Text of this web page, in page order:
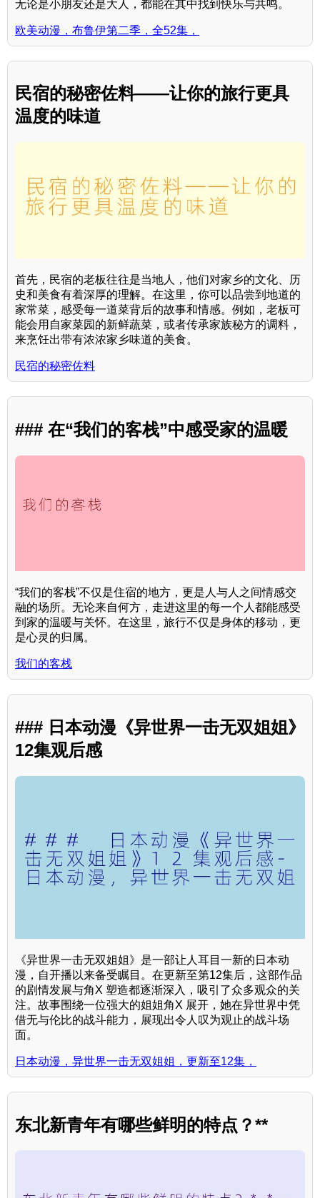
无论是小朋友还是大人，都能在其中找到快乐与共鸣。
欧美动漫，布鲁伊第二季，全52集，
民宿的秘密佐料——让你的旅行更具
温度的味道
首先，民宿的老板往往是当地人，他们对家乡的文化、历
史和美食有着深厚的理解。在这里，你可以品尝到地道的
家常菜，感受每一道菜背后的故事和情感。例如，老板可
能会用自家菜园的新鲜蔬菜，或者传承家族秘方的调料，
来烹饪出带有浓浓家乡味道的美食。
民宿的秘密佐料
### 在“我们的客栈”中感受家的温暖
“我们的客栈”不仅是住宿的地方，更是人与人之间情感交
融的场所。无论来自何方，走进这里的每一个人都能感受
到家的温暖与关怀。在这里，旅行不仅是身体的移动，更
是心灵的归属。
我们的客栈
### 日本动漫《异世界一击无双姐姐》
12集观后感
《异世界一击无双姐姐》是一部让人耳目一新的日本动
漫，自开播以来备受瞩目。在更新至第12集后，这部作品
的剧情发展与角X 塑造都逐渐深入，吸引了众多观众的关
注。故事围绕一位强大的姐姐角X 展开，她在异世界中凭
借无与伦比的战斗能力，展现出令人叹为观止的战斗场
面。
日本动漫，异世界一击无双姐姐，更新至12集，
东北新青年有哪些鲜明的特点？**